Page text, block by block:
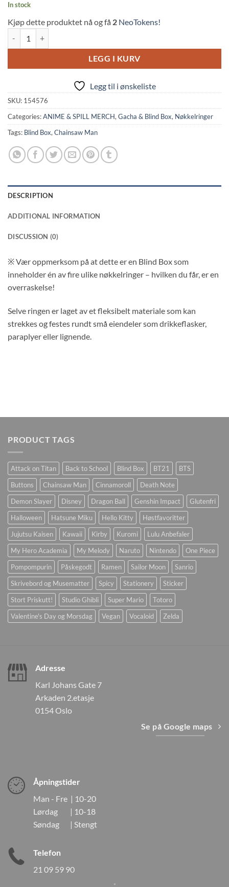
In stock
Kjøp dette produktet nå og få 2 NeoTokens!
LEGG I KURV
Legg til i ønskeliste
SKU: 154576
Categories:ANIME & SPILL MERCH, Gacha & Blind Box, Nøkkelringer
Tags: Blind Box, Chainsaw Man
DESCRIPTION
ADDITIONAL INFORMATION
DISCUSSION (0)
※ Vær oppmerksom på at dette er en Blind Box som
inneholder én av fire ulike nøkkelringer – hvilken du får, er en
overraskelse!
Selve ringen er laget av et fleksibelt materiale som kan
strekkes og festes rundt små eiendeler som drikkeflasker,
paraplyer eller lignende.
PRODUCT TAGS
Attack on Titan Back to School Blind Box BT21
BTS
Buttons
Chainsaw Man Cinnamoroll
Death Note
Demon Slayer
Disney Dragon Ball Genshin Impact
Glutenfri
Halloween
Hatsune Miku Hello Kitty
Høstfavoritter
Jujutsu Kaisen
Kawaii Kirby Kuromi
Lulu Anbefaler
My Hero Academia
My Melody Naruto Nintendo
One Piece
Pompompurin
Påskegodt Ramen Sailor Moon
Sanrio
Skrivebord og Musematter
Spicy Stationery
Sticker
Stort Priskutt!
Studio Ghibli Super Mario
Totoro
Valentine's Day og Morsdag
Vegan Vocaloid Zelda
Adresse
Karl Johans Gate 7
Arkaden 2.etasje
0154 Oslo
Se på Google maps
Åpningstider
Man - Fre | 10-20
Lørdag | 10-18
Søndag | Stengt
Telefon
21 09 59 90